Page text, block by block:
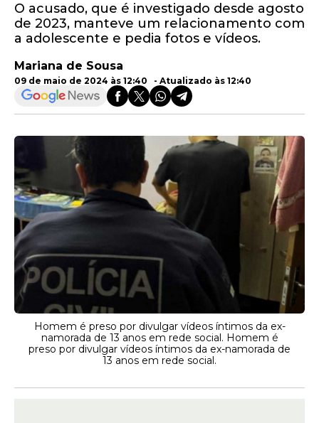
O acusado, que é investigado desde agosto
de 2023, manteve um relacionamento com
a adolescente e pedia fotos e vídeos.
Mariana de Sousa
09 de maio de 2024 às 12:40 - Atualizado às 12:40
Homem é preso por divulgar vídeos íntimos da ex-
namorada de 13 anos em rede social. Homem é
preso por divulgar vídeos íntimos da ex-namorada de
13 anos em rede social.